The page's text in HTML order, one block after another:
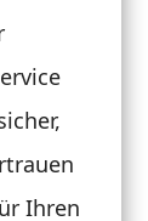
Ihren